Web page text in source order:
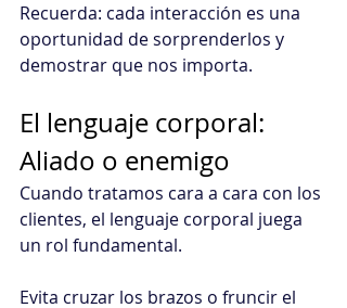
Recuerda: cada interacción es una
oportunidad de sorprenderlos y
demostrar que nos importa.
El lenguaje corporal:
Aliado o enemigo
Cuando tratamos cara a cara con los
clientes, el lenguaje corporal juega
un rol fundamental.
Evita cruzar los brazos o fruncir el